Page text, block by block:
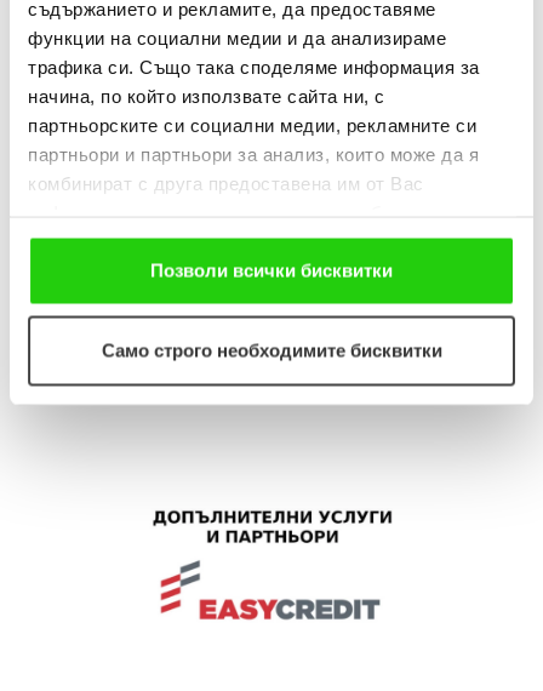
съдържанието и рекламите, да предоставяме
функции на социални медии и да анализираме
трафика си. Също така споделяме информация за
начина, по който използвате сайта ни, с
партньорските си социални медии, рекламните си
партньори и партньори за анализ, които може да я
комбинират с друга предоставена им от Вас
ползването от Ваша страна на услугите им. Ако
продължавате да използвате нашия уебсайт, Вие се
съгласявате с нашите "бисквитки".
Позволи всички бисквитки
Само строго необходимите бисквитки
Препоръчай Изи Кредит и спечели 10 € | 19.56 лв. за
всеки одобрен кредит
Научи повече